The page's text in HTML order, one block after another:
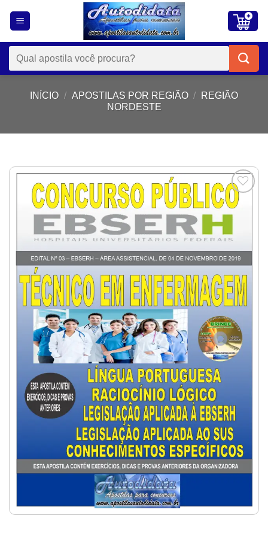
Pesquisar
por:
INÍCIO / APOSTILAS POR REGIÃO /
REGIÃO
NORDESTE
Add to
wishlist